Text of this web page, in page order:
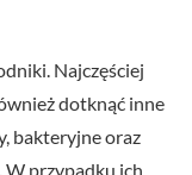
Najczęściej
dotknąć inne
bakteryjne oraz
W przypadku ich